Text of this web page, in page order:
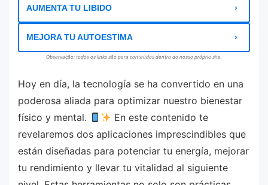
AUMENTA TU LIBIDO
MEJORA TU AUTOESTIMA
Observação: todos os links são para conteúdos dentro do nosso próprio site.
Hoy en día, la tecnología se ha convertido en una
poderosa aliada para optimizar nuestro bienestar
físico y mental.
En este contenido te
revelaremos dos aplicaciones imprescindibles que
están diseñadas para potenciar tu energía, mejorar
tu rendimiento y llevar tu vitalidad al siguiente